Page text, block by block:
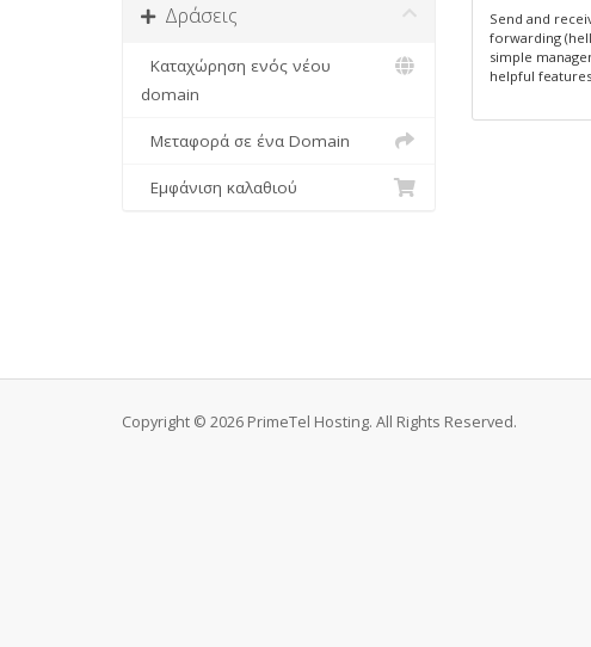
Δράσεις
Καταχώρηση ενός νέου
domain
Μεταφορά σε ένα Domain
Εμφάνιση καλαθιού
Send and
forwarding
simple
helpful
Copyright © 2026 PrimeTel Hosting. All Rights Reserved.